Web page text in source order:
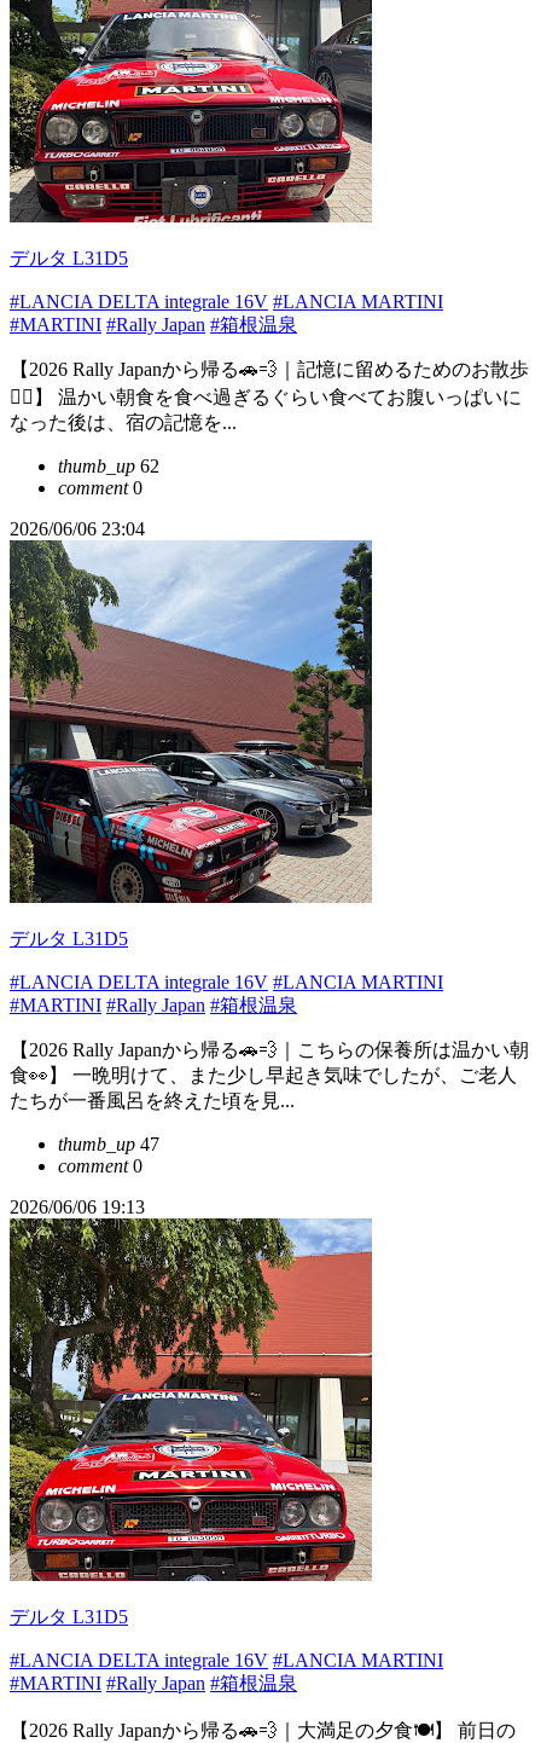
デルタ L31D5
#LANCIA DELTA integrale 16V #LANCIA MARTINI
#MARTINI #Rally Japan #箱根温泉
【2026 Rally Japanから帰る🚗💨｜記憶に留めるためのお散歩
🏃‍♂️】 温かい朝食を食べ過ぎるぐらい食べてお腹いっぱいに
なった後は、宿の記憶を...
thumb_up 62
comment0
2026/06/06 23:04
デルタ L31D5
#LANCIA DELTA integrale 16V #LANCIA MARTINI
#MARTINI #Rally Japan #箱根温泉
【2026 Rally Japanから帰る🚗💨｜こちらの保養所は温かい朝
食👀】 一晩明けて、また少し早起き気味でしたが、ご老人
たちが一番風呂を終えた頃を見...
thumb_up 47
comment0
2026/06/06 19:13
デルタ L31D5
#LANCIA DELTA integrale 16V #LANCIA MARTINI
#MARTINI #Rally Japan #箱根温泉
【2026 Rally Japanから帰る🚗💨｜大満足の夕食🍽️】 前日の